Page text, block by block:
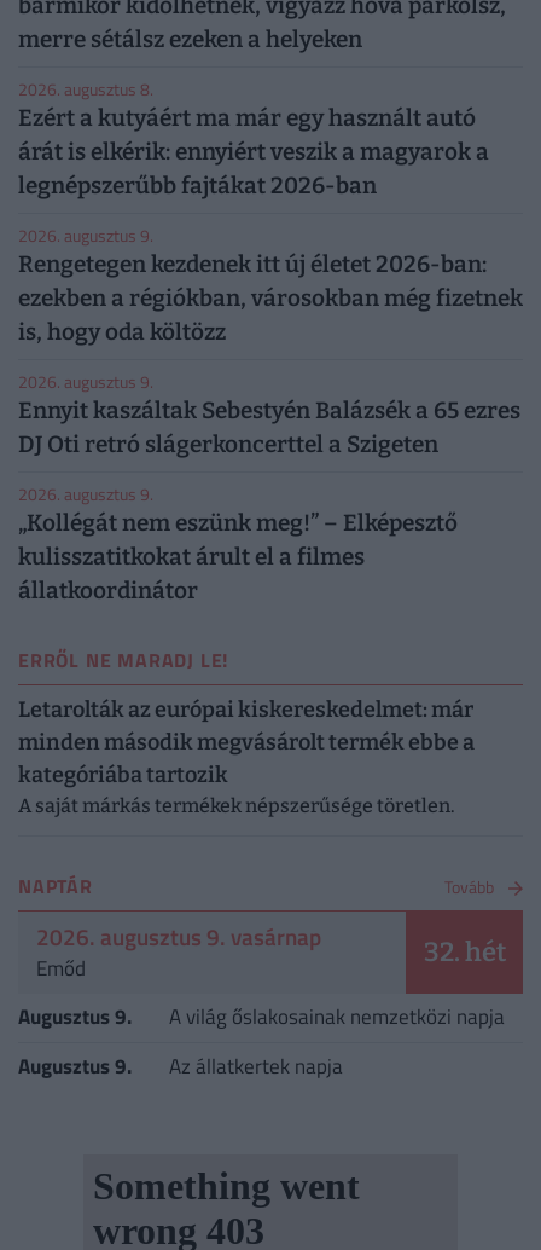
merre sétálsz ezeken a helyeken
2026. augusztus 8.
Ezért a kutyáért ma már egy használt autó
árát is elkérik: ennyiért veszik a magyarok a
legnépszerűbb fajtákat 2026-ban
2026. augusztus 9.
Rengetegen kezdenek itt új életet 2026-ban:
ezekben a régiókban, városokban még fizetnek
is, hogy oda költözz
2026. augusztus 9.
Ennyit kaszáltak Sebestyén Balázsék a 65 ezres
DJ Oti retró slágerkoncerttel a Szigeten
2026. augusztus 9.
„Kollégát nem eszünk meg!” – Elképesztő
kulisszatitkokat árult el a filmes
állatkoordinátor
ERRŐL NE MARADJ LE!
Letarolták az európai kiskereskedelmet: már
minden második megvásárolt termék ebbe a
kategóriába tartozik
A saját márkás termékek népszerűsége töretlen.
NAPTÁR Tovább
2026. augusztus 9. vasárnap
Emőd 32. hét
Augusztus 9.
A világ őslakosainak nemzetközi napja
Augusztus 9.
Az állatkertek napja